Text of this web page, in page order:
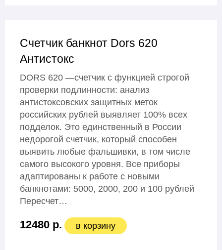
Счетчик банкнот Dors 620
Антистокс
DORS 620 —счетчик с функцией строгой
проверки подлинности: анализ
антистоксовских защитных меток
российских рублей выявляет 100% всех
подделок. Это единственный в России
недорогой счетчик, который способен
выявить любые фальшивки, в том числе
самого высокого уровня. Все приборы
адаптированы к работе с новыми
банкнотами: 5000, 2000, 200 и 100 рублей
Пересчет…
12480 р. в корзину